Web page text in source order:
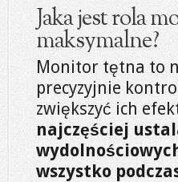
Jaka jest rola
maksymalne?
Monitor tętna to
precyzyjnie
zwiększyć ich
najczęściej
wszystko